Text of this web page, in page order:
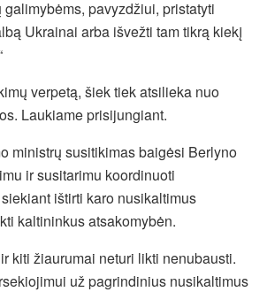
pavyzdžiui, pristatyti
Ukrainai arba išvežti tam tikrą kiekį
verpetą, šiek tiek atsilieka nuo
Laukiame prisijungiant.
ministrų susitikimas baigėsi Berlyno
ir susitarimu koordinuoti
ištirti karo nusikaltimus
kaltininkus atsakomybėn.
kiti žiaurumai neturi likti nenubausti.
už pagrindinius nusikaltimus